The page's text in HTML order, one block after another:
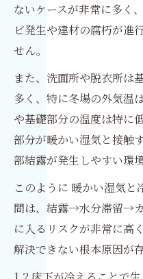
ないケースが非常に多く
ビ発生や建材の腐朽が進
せん。
また、洗面所や脱衣所は
多く、特に冬場の外気温
や基礎部分の温度は特に
部分が暖かい湿気と接触
部結露が発生しやすい環
このように 暖かい湿気
間は、結露→水分滞留→
に入るリスクが非常に高
解決できない根本原因が